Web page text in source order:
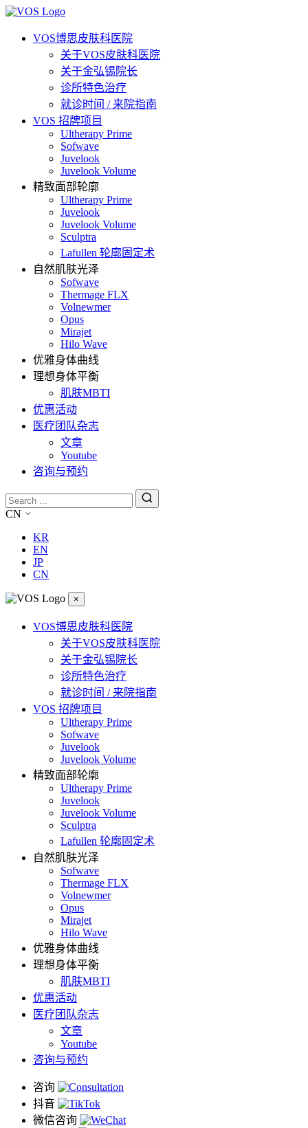
VOS博思皮肤科医院
关于VOS皮肤科医院
关于金弘锡院长
诊所特色治疗
就诊时间 / 来院指南
VOS 招牌项目
Ultherapy Prime
Sofwave
Juvelook
Juvelook Volume
精致面部轮廓
Ultherapy Prime
Juvelook
Juvelook Volume
Sculptra
Lafullen 轮廓固定术
自然肌肤光泽
Sofwave
Thermage FLX
Volnewmer
Opus
Mirajet
Hilo Wave
优雅身体曲线
理想身体平衡
肌肤MBTI
优惠活动
医疗团队杂志
文章
Youtube
咨询与预约
CN
KR
EN
JP
CN
×
VOS博思皮肤科医院
关于VOS皮肤科医院
关于金弘锡院长
诊所特色治疗
就诊时间 / 来院指南
VOS 招牌项目
Ultherapy Prime
Sofwave
Juvelook
Juvelook Volume
精致面部轮廓
Ultherapy Prime
Juvelook
Juvelook Volume
Sculptra
Lafullen 轮廓固定术
自然肌肤光泽
Sofwave
Thermage FLX
Volnewmer
Opus
Mirajet
Hilo Wave
优雅身体曲线
理想身体平衡
肌肤MBTI
优惠活动
医疗团队杂志
文章
Youtube
咨询与预约